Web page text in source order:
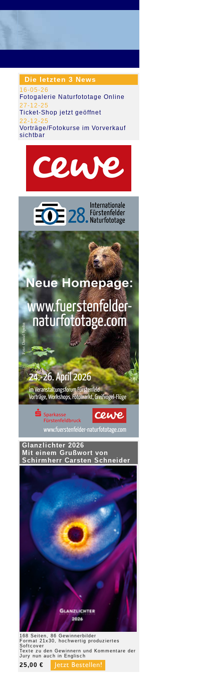
Die letzten 3 News
16-05-26
Fotogalerie Naturfototage Online
27-12-25
Ticket-Shop jetzt geöffnet
22-12-25
Vorträge/Fotokurse im Vorverkauf
sichtbar
Glanzlichter 2026
Mit einem Grußwort von
Schirmherr Carsten Schneider
168 Seiten, 86 Gewinnerbilder
Format 21x30, hochwertig produziertes
Softcover
Texte zu den Gewinnern und Kommentare der
Jury nun auch in Englisch
25,00 €